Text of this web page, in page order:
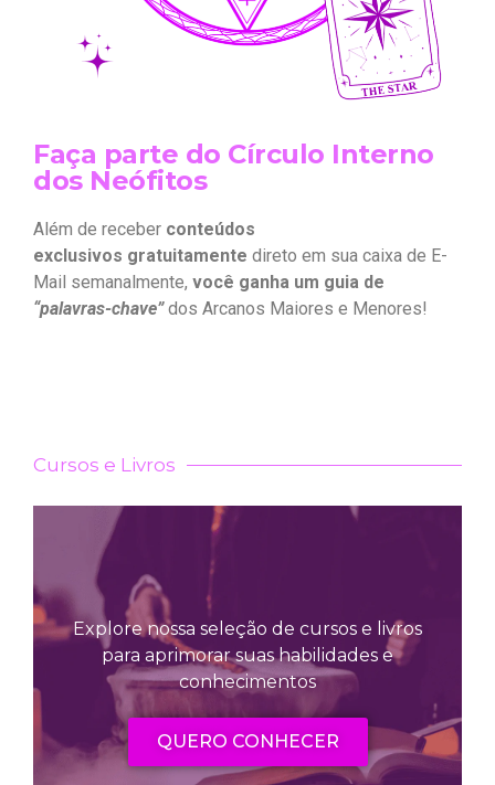
Faça parte do Círculo Interno
dos Neófitos
Além de receber conteúdos
exclusivos gratuitamente direto em sua caixa de E-
Mail semanalmente, você ganha um guia de
“palavras-chave”dos Arcanos Maiores e Menores!
Cursos e Livros
Explore nossa seleção de cursos e livros
para aprimorar suas habilidades e
conhecimentos
QUERO CONHECER